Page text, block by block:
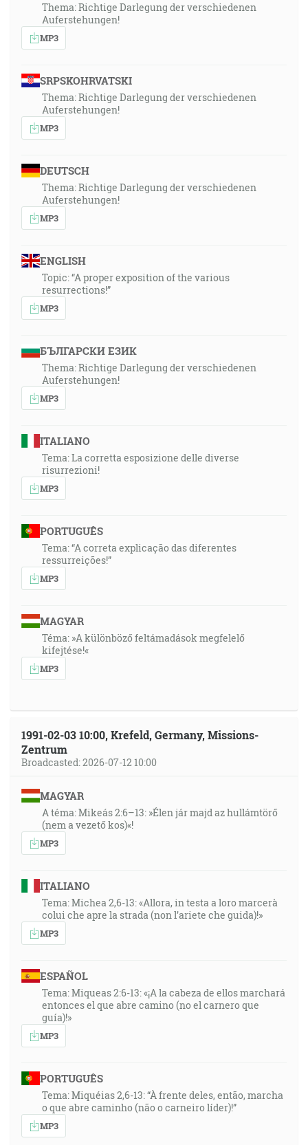
Thema: Richtige Darlegung der verschiedenen
Auferstehungen!
MP3
SRPSKOHRVATSKI
Thema: Richtige Darlegung der verschiedenen
Auferstehungen!
MP3
DEUTSCH
Thema: Richtige Darlegung der verschiedenen
Auferstehungen!
MP3
ENGLISH
Topic: “A proper exposition of the various
resurrections!”
MP3
БЪЛГАРСКИ ЕЗИК
Thema: Richtige Darlegung der verschiedenen
Auferstehungen!
MP3
ITALIANO
Tema: La corretta esposizione delle diverse
risurrezioni!
MP3
PORTUGUÊS
Tema: “A correta explicação das diferentes
ressurreições!”
MP3
MAGYAR
Téma: »A különböző feltámadások megfelelő
kifejtése!«
MP3
1991-02-03 10:00, Krefeld, Germany, Missions-
Zentrum
Broadcasted: 2026-07-12 10:00
MAGYAR
A téma: Mikeás 2:6–13: »Élen jár majd az hullámtörő
(nem a vezető kos)«!
MP3
ITALIANO
Tema: Michea 2,6-13: «Allora, in testa a loro marcerà
colui che apre la strada (non l’ariete che guida)!»
MP3
ESPAÑOL
Tema: Miqueas 2:6-13: «¡A la cabeza de ellos marchará
entonces el que abre camino (no el carnero que
guía)!»
MP3
PORTUGUÊS
Tema: Miquéias 2,6-13: “À frente deles, então, marcha
o que abre caminho (não o carneiro líder)!”
MP3